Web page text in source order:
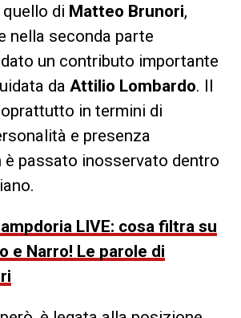
quello di Matteo Brunori,
nella seconda parte
dato un contributo importante
da Attilio Lombardo. Il
in termini di
e presenza
è passato inosservato dentro
LIVE: cosa filtra su
e Narro! Le parole di